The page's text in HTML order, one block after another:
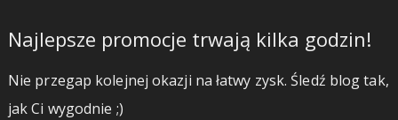
Najlepsze promocje trwają kilka godzin!
Nie przegap kolejnej okazji na łatwy zysk. Śledź blog tak,
jak Ci wygodnie ;)